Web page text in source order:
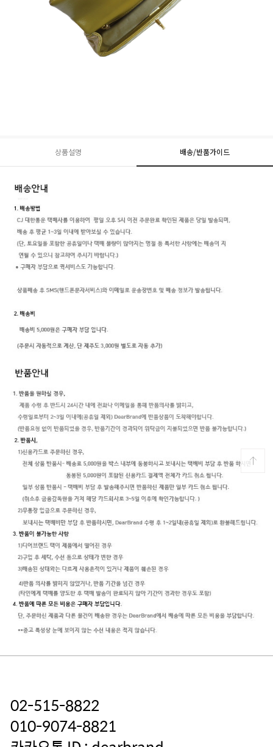
상품설명 배송/반품가이드
02-515-8822
010-9074-8821